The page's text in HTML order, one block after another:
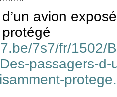
avion
7s7/fr/1502/
passagers-